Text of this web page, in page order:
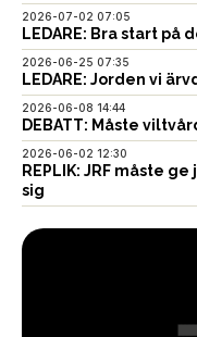
2026-07-02 07:05
LEDARE: Bra start på
2026-06-25 07:35
LEDARE: Jorden vi
2026-06-08 14:44
DEBATT: Måste
2026-06-02 12:30
REPLIK: JRF måste
sig